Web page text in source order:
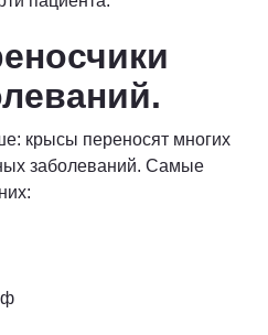
крысы переносят многих
заболеваний. Самые